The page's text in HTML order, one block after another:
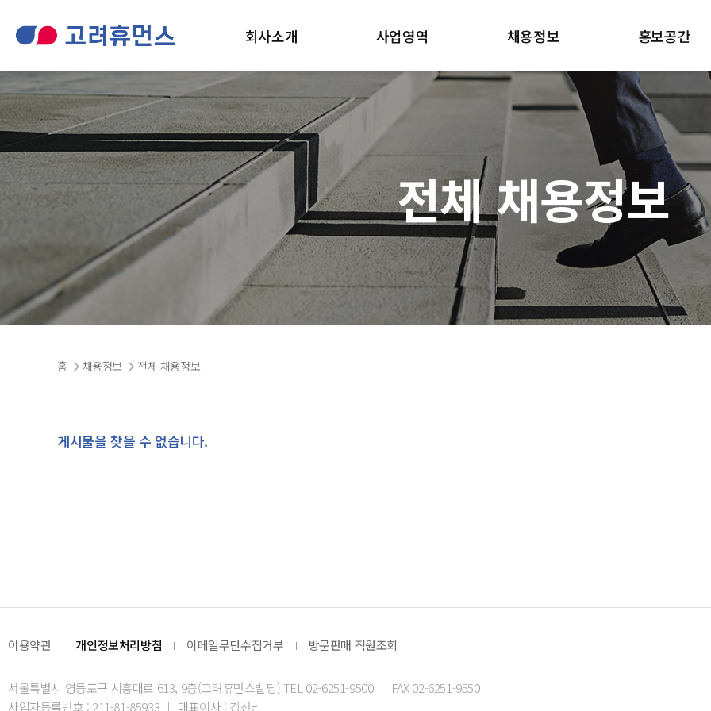
회사소개 사업영역 채용정보 홍보공간
회사개요
인사말
윤리헌장
공지사항
컨택센터
인재파견/금융보안
고객사
사업장 소개
방문판매 직원조회
수상/인증
뉴스/미디어
전체 채용정보
홈 채용정보 전체 채용정보
게시물을 찾을 수 없습니다.
이용약관 개인정보처리방침 이메일무단수집거부 방문판매 직원조회
서울특별시 영등포구 시흥대로 613, 9층(고려휴먼스빌딩) TEL 02-6251-9500 |
FAX 02-6251-9550
사업자등록번호 : 211-81-85933
| 대표이사 : 강선남